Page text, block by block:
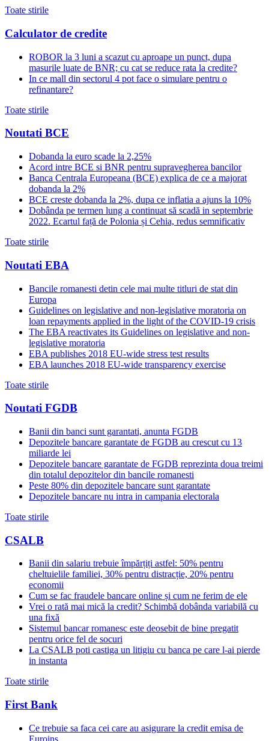
Toate stirile
Calculator de credite
ROBOR la 3 luni a scazut cu aproape un punct, dupa
masurile luate de BNR; cu cat se reduce rata la credite?
In ce mall din sectorul 4 pot face o simulare pentru o
refinantare?
Toate stirile
Noutati BCE
Dobanda la euro scade la 2,25%
Acord intre BCE si BNR pentru supravegherea bancilor
Banca Centrala Europeana (BCE) explica de ce a majorat
dobanda la 2%
BCE creste dobanda la 2%, dupa ce inflatia a ajuns la 10%
Dobânda pe termen lung a continuat să scadă in septembrie
2022. Ecartul față de Polonia și Cehia, redus semnificativ
Toate stirile
Noutati EBA
Bancile romanesti detin cele mai multe titluri de stat din
Europa
Guidelines on legislative and non-legislative moratoria on
loan repayments applied in the light of the COVID-19 crisis
The EBA reactivates its Guidelines on legislative and non-
legislative moratoria
EBA publishes 2018 EU-wide stress test results
EBA launches 2018 EU-wide transparency exercise
Toate stirile
Noutati FGDB
Banii din banci sunt garantati, anunta FGDB
Depozitele bancare garantate de FGDB au crescut cu 13
miliarde lei
Depozitele bancare garantate de FGDB reprezinta doua treimi
din totalul depozitelor din bancile romanesti
Peste 80% din depozitele bancare sunt garantate
Depozitele bancare nu intra in campania electorala
Toate stirile
CSALB
Banii din salariu trebuie împărțiți astfel: 50% pentru
cheltuielile familiei, 30% pentru distracție, 20% pentru
economii
Cum se fac fraudele bancare online și cum ne ferim de ele
Vrei o rată mai mică la credit? Schimbă dobânda variabilă cu
una fixă
Sistemul bancar romanesc este deosebit de bine pregatit
pentru orice fel de socuri
La CSALB poti castiga un litigiu cu banca pe care l-ai pierde
in instanta
Toate stirile
First Bank
Ce trebuie sa faca cei care au asigurare la credit emisa de
Euroins